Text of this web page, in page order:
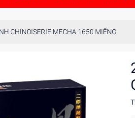
CHINOISERIE MECHA 1650 MIẾNG